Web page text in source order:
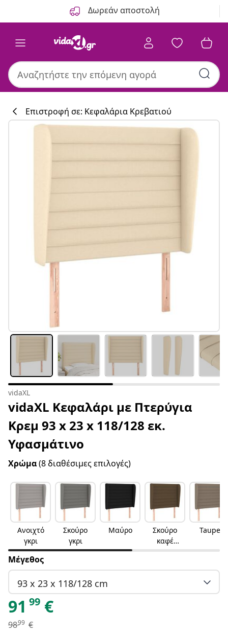
Δωρεάν αποστολή
Συλλογή
Επιστροφή σε: Κεφαλάρια Κρεβατιού
vidaXL
vidaXL Κεφαλάρι με Πτερύγια
Κρεμ 93 x 23 x 118/128 εκ.
Υφασμάτινο
Χρώμα(8 διαθέσιμες επιλογές)
Ανοιχτό
γκρι
Σκούρο
γκρι
Μαύρο
Σκούρο
καφέ
Σκούρο
Taupe
Μέγεθος
93 x 23 x 118/128 cm
91 99 €
9899 €